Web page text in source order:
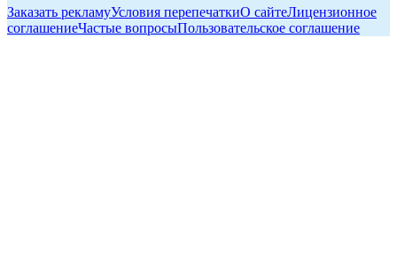
Заказать рекламуУсловия перепечаткиО сайтеЛицензионное
соглашениеЧастые вопросыПользовательское соглашение